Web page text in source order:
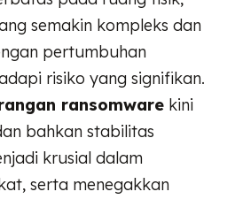
semakin kompleks dan
pertumbuhan
risiko yang signifikan.
ransomware kini
bahkan stabilitas
krusial dalam
serta menegakkan